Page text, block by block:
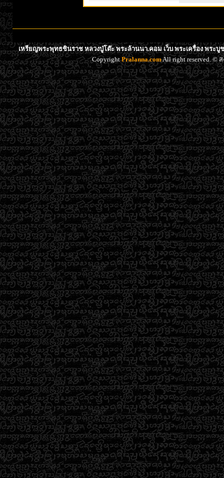
เหรียญพระพุทธชินราช หลวงปู่โต๊ะ พระล้านนา.คอม เว็บ พระเครื่อง พระ
CopyrightPralanna.comAll right reserved. ©